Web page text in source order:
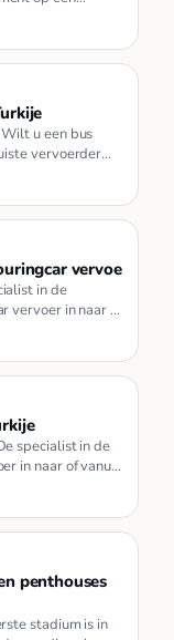
u een bus
vervoerder
vervoe
in de
vervoer in naar of
specialist in de
in naar of vanuit
penthouses
stadium is in